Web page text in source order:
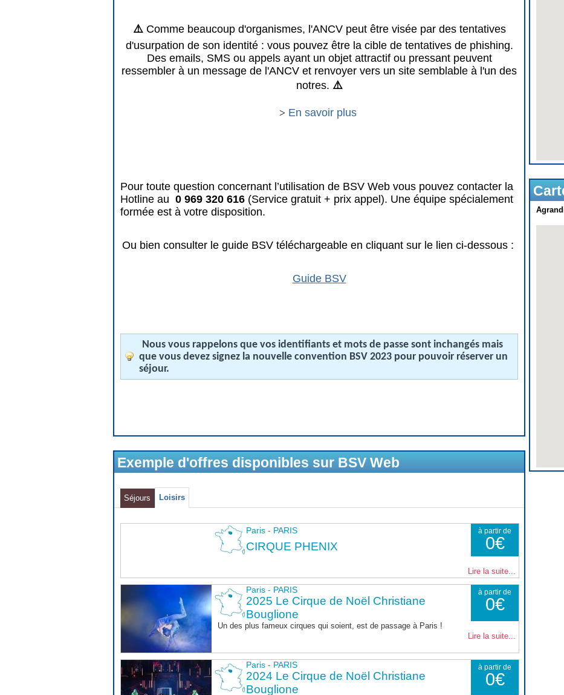
⚠️ Comme beaucoup d'organismes, l'ANCV peut être visée par des tentatives
d'usurpation de son identité : vous pouvez être la cible de tentatives de phishing.
Des emails, SMS ou appels ayant un objet attractif ou pressant peuvent
ressembler à un message de l'ANCV et renvoyer vers un site semblable à l'un des
notres. ⚠️
> En savoir plus
Pour toute question concernant l’utilisation de BSV Web vous pouvez contacter la
Hotline au 0 969 320 616 (Service gratuit + prix appel). Une équipe spécialement
formée est à votre disposition.
Ou bien consulter le guide BSV téléchargeable en cliquant sur le lien ci-dessous :
Guide BSV
Nous vous rappelons que vos identifiants et mots de passe sont inchangés mais
que vous devez signez la nouvelle convention BSV 2023 pour pouvoir réserver un
séjour.
Exemple d'offres disponibles sur BSV Web
Séjours Loisirs
Paris - PARIS à partir de
0€
CIRQUE PHENIX
Lire la suite...
Paris - PARIS à partir de
0€
2025 Le Cirque de Noël Christiane
Bouglione
Un des plus fameux cirques qui soient, est de passage à Paris !
Lire la suite...
Paris - PARIS à partir de
0€
2024 Le Cirque de Noël Christiane
Bouglione